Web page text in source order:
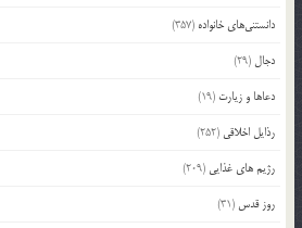
دانستنی‌های خانواده (357)
دجال (29)
دعاها و زیارت (19)
رذایل اخلاقی (252)
رژیم های غذایی (209)
روز قدس (31)